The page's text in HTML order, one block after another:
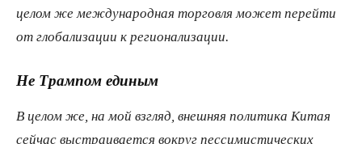
целом же международная торговля может перейти
от глобализации к регионализации.
Не Трампом единым
В целом же, на мой взгляд, внешняя политика Китая
сейчас выстраивается вокруг пессимистических